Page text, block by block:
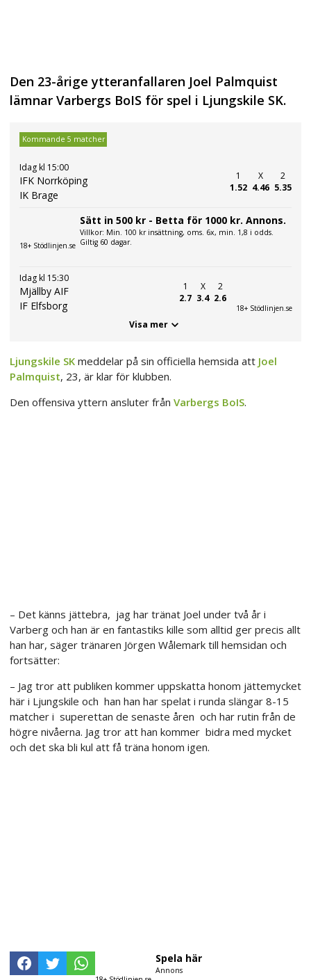
Den 23-årige ytteranfallaren Joel Palmquist
lämnar Varbergs BoIS för spel i Ljungskile SK.
Kommande 5 matcher
Idag kl 15:00
IFK Norrköping
IK Brage
1
1.52
X
4.46
2
5.35
18+ Stödlinjen.se
Sätt in 500 kr - Betta för 1000 kr. Annons.
Villkor: Min. 100 kr insättning, oms. 6x, min. 1,8 i odds.
Giltig 60 dagar.
Idag kl 15:30
Mjällby AIF
IF Elfsborg
1
2.7
X
3.4
2
2.6
18+ Stödlinjen.se
Visa mer
Ljungskile SK meddelar på sin officiella hemsida att Joel
Palmquist, 23, är klar för klubben.
Den offensiva yttern ansluter från Varbergs BoIS.
– Det känns jättebra, jag har tränat Joel under två år i
Varberg och han är en fantastiks kille som alltid ger precis allt
han har, säger tränaren Jörgen Wålemark till hemsidan och
fortsätter:
– Jag tror att publiken kommer uppskatta honom jättemycket
här i Ljungskile och han han har spelat i runda slängar 8-15
matcher i superettan de senaste åren och har rutin från de
högre nivåerna. Jag tror att han kommer bidra med mycket
och det ska bli kul att få träna honom igen.
Spela här
Annons